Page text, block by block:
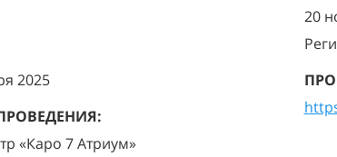
2025
«Каро 7 Атриум»
20